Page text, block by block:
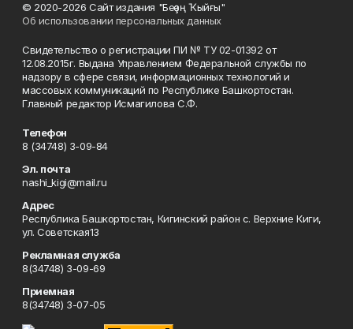
© 2020-2026 Сайт издания "Беҙҙең Ҡыйғы"
Об использовании персональных данных
Свидетельство о регистрации ПИ № ТУ 02-01392 от
12.08.2015г. Выдана Управлением Федеральной службы по
надзору в сфере связи, информационных технологий и
массовых коммуникаций по Республике Башкортостан.
Главный редактор Исмагилова С.Ф.
Телефон
8 (34748) 3-09-84
Эл. почта
nashi_kigi@mail.ru
Адрес
Республика Башкортостан, Кигинский район с. Верхние Киги,
ул. Советская13
Рекламная служба
8(34748) 3-09-69
Приемная
8(34748) 3-07-05